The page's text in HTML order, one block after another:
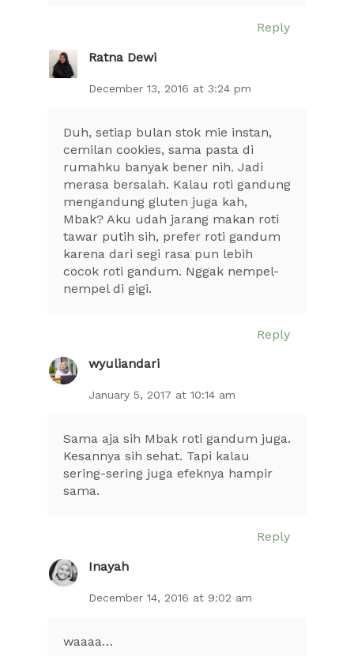
Reply
Ratna Dewi
December 13, 2016 at 3:24 pm
Duh, setiap bulan stok mie instan,
cemilan cookies, sama pasta di
rumahku banyak bener nih. Jadi
merasa bersalah. Kalau roti gandung
mengandung gluten juga kah,
Mbak? Aku udah jarang makan roti
tawar putih sih, prefer roti gandum
karena dari segi rasa pun lebih
cocok roti gandum. Nggak nempel-
nempel di gigi.
Reply
wyuliandari
January 5, 2017 at 10:14 am
Sama aja sih Mbak roti gandum juga.
Kesannya sih sehat. Tapi kalau
sering-sering juga efeknya hampir
sama.
Reply
Inayah
December 14, 2016 at 9:02 am
waaaa…